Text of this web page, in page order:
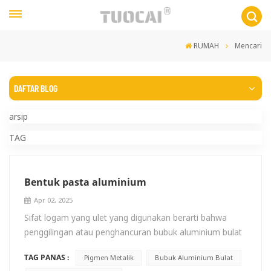
RUMAH Mencari
DAFTAR BLOG
arsip
TAG
Bentuk pasta aluminium
Apr 02, 2025
Sifat logam yang ulet yang digunakan berarti bahwa
penggilingan atau penghancuran bubuk aluminium bulat
dengan faktor bentuk (ketebalan serpihan : diameter
TAG PANAS : Pigmen Metalik
Bubuk Aluminium Bulat